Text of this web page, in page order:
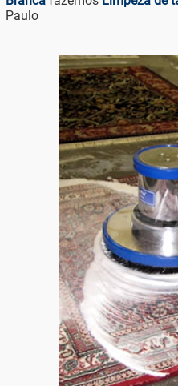
Paulo